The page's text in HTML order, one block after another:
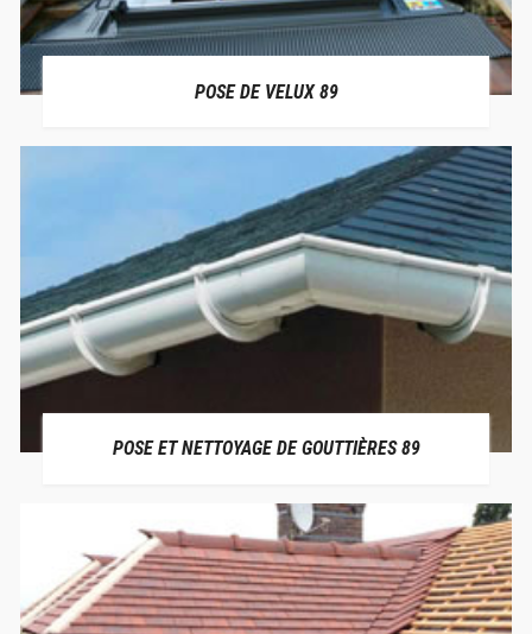
POSE DE VELUX 89
POSE ET NETTOYAGE DE GOUTTIÈRES 89